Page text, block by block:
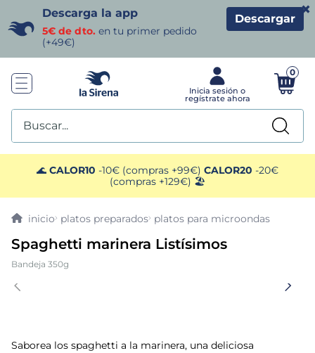
Descarga la app
5€ de dto. en tu primer pedido
(+49€)
Descargar
×
0
Buscar...
🌊 CALOR10 -10€ (compras +99€) CALOR20 -20€
(compras +129€) 🏖️
platos preparados platos para microondas
Spaghetti marinera Listísimos
Bandeja 350g
Saborea los spaghetti a la marinera, una deliciosa
TÉRMINOS MÁS BUSCADOS
1. helados sirena
3. patatas
verduras